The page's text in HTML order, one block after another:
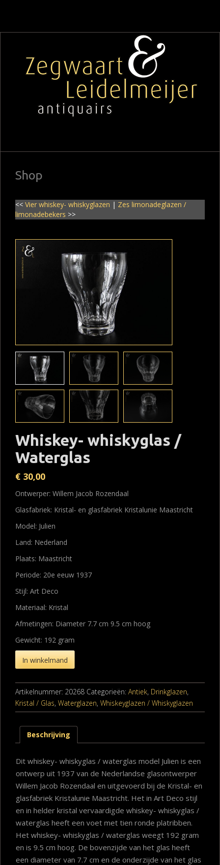
Shop
<< Vier whiskey- whiskyglazen | Zes limonadeglazen /
limonadebekers >>
Whiskey- whiskyglas /
Waterglas
€ 30,00
Ontwerper: Willem Jacob Rozendaal
Glasfabriek: Kristal- en glasfabriek Kristalunie Maastricht
Model: Julien
Land: Nederland
Plaats: Maastricht
Periode: 20e eeuw 1937
Stijl: Art Deco
Materiaal: Kristal
Afmetingen: Diameter 7.7 cm 9.5 cm hoog
Gewicht: 192 gram
In winkelmand
Artikelnummer: 20268 Categorieën: Antiek, Drinkglazen,
Kristal / Glas, Waterglazen, Whiskeyglazen / Whiskyglazen
Beschrijving
Dit whiskey- whiskyglas / waterglas model Julien is een
ontwerp uit 1937 van de Nederlandse glasontwerper
Willem Jacob Rozendaal en uitgevoerd bij de Kristal- en
glasfabriek Kristalunie Maastricht. Het in Art Deco stijl
en in helder kristal vervaardigde whiskey- whiskyglas /
waterglas heeft een voet met tien ronde platribben.
Het whiskey- whiskyglas / waterglas weegt 192 gram
en is 9.5 cm hoog. De bovenzijde van het glas heeft
een diameter van 7.7 cm en de onderzijde van het glas